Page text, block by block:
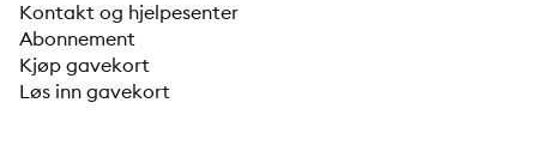
Kontakt og hjelpesenter
Abonnement
Kjøp gavekort
Løs inn gavekort